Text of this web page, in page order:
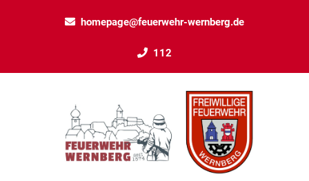
homepage@feuerwehr-wernberg.de
112